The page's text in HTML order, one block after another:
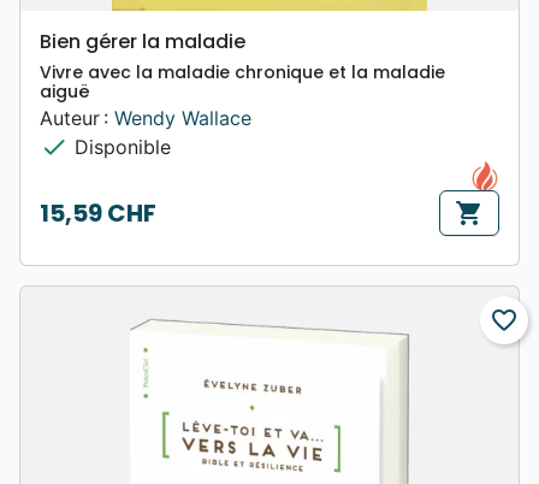
Bien gérer la maladie
Vivre avec la maladie chronique et la maladie
aiguë
Auteur : Wendy Wallace
check Disponible
Prix
15,59 CHF shopping_cart
favorite_border